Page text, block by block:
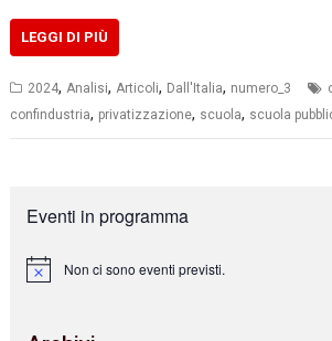
LEGGI DI PIÙ
2024,Analisi,Articoli, Dall'Italia, numero_3
confindustria, privatizzazione, scuola, scuola
Eventi in programma
N
Non ci sono eventi previsti.